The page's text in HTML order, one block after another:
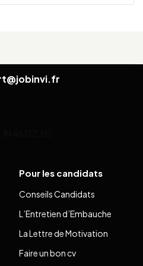
Pour les candidats
Conseils Candidats
L’Entretien d’Embauche
La Lettre de Motivation
Faire un bon cv